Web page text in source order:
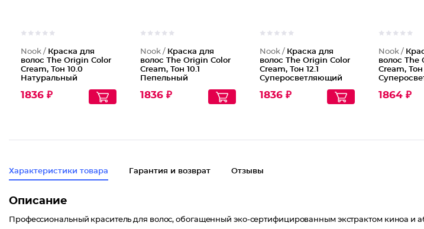
Nook / Краска для
волос The Origin Color
Cream, Тон 10.0
Натуральный
1836 ₽
Nook / Краска для
волос The Origin Color
Cream, Тон 10.1
Пепельный
1836 ₽
Nook / Краска для
волос The Origin Color
Cream, Тон 12.1
Суперосветляющий
1836 ₽
Nook /
волос The
Cream, Тон
1864 ₽
Характеристики товара Гарантия и возврат Отзывы
Описание
Профессиональный краситель для волос, обогащенный эко-сертифицированным экстрактом киноа и